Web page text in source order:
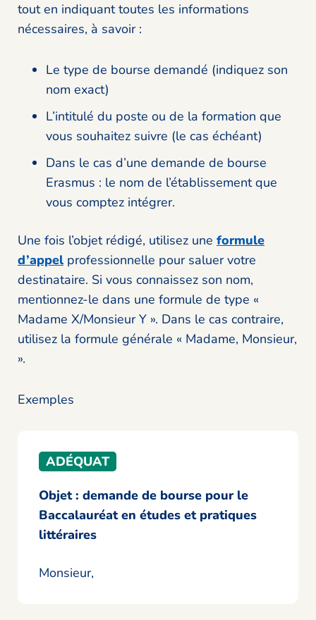
tout en indiquant toutes les informations
nécessaires, à savoir :
Le type de bourse demandé (indiquez son
nom exact)
L’intitulé du poste ou de la formation que
vous souhaitez suivre (le cas échéant)
Dans le cas d’une demande de bourse
Erasmus : le nom de l’établissement que
vous comptez intégrer.
Une fois l’objet rédigé, utilisez une formule
d’appel professionnelle pour saluer votre
destinataire. Si vous connaissez son nom,
mentionnez-le dans une formule de type «
Madame X/Monsieur Y ». Dans le cas contraire,
utilisez la formule générale « Madame, Monsieur,
».
Exemples
ADÉQUAT
Objet : demande de bourse pour le
Baccalauréat en études et pratiques
littéraires
Monsieur,